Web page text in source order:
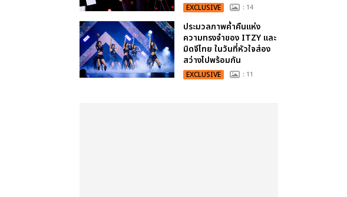
EXCLUSIVE : 14
ประมวลภาพค่ำคืนแห่ง
ความทรงจำของ ITZY และ
มิดจีไทย ในวันที่หัวใจส่อง
สว่างไปพร้อมกัน
EXCLUSIVE : 11